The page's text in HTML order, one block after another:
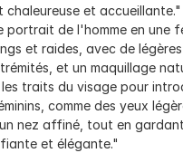
chaleureuse et accueillante."
portrait de l'homme en une
et raides, avec de légères
et un maquillage
traits du visage pour
comme des yeux
nez affiné, tout en
et élégante."